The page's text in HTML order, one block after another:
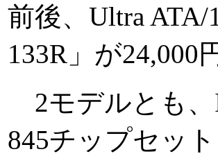
前後、Ultra
133R」が24,000
2モデルとも、
845チップセッ